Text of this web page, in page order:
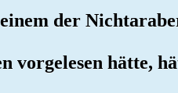
der
vorgelesen hätte,